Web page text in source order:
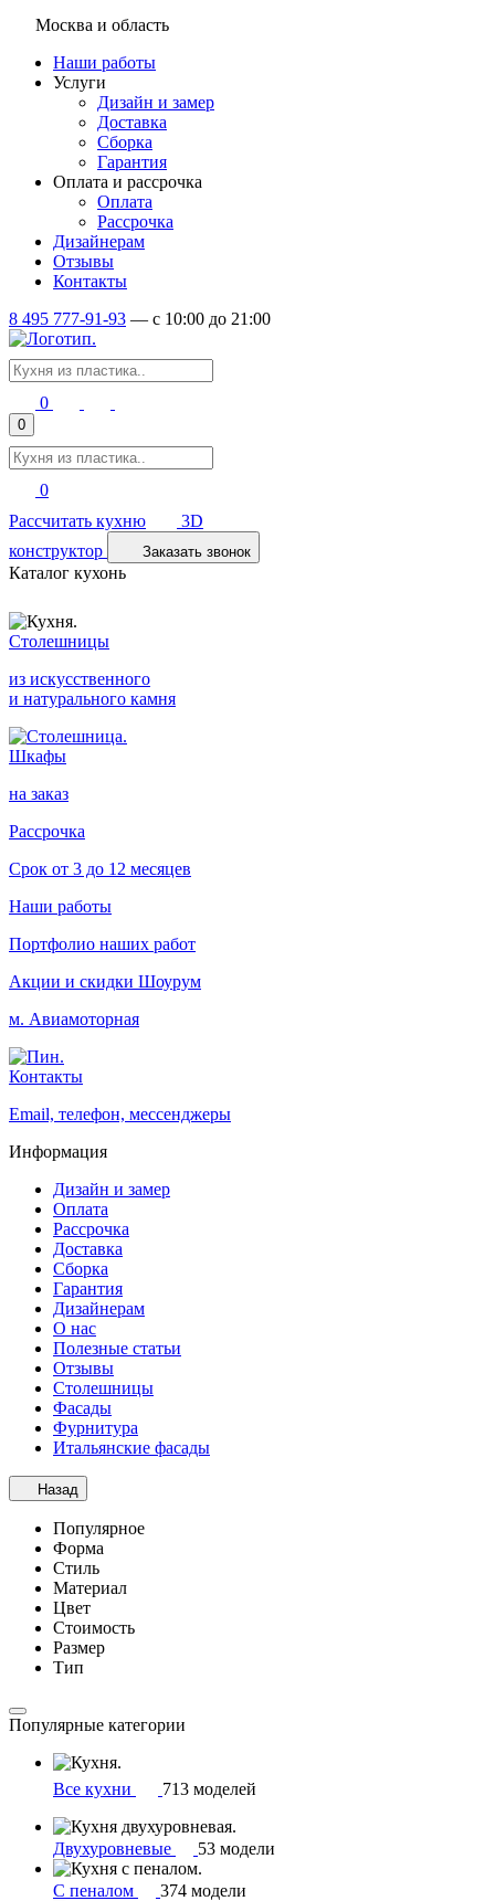
Москва и область
Наши работы
Услуги
Дизайн и замер
Доставка
Сборка
Гарантия
Оплата и рассрочка
Оплата
Рассрочка
Дизайнерам
Отзывы
Контакты
8 495 777-91-93 — c 10:00 до 21:00
0
0
0
Рассчитать кухню
3D
конструктор
Заказать звонок
Каталог кухонь
Столешницы
из искусственного
и натурального камня
Шкафы
на заказ
Рассрочка
Срок от 3 до 12 месяцев
Наши работы
Портфолио наших работ
Акции и скидки Шоурум
м. Авиамоторная
Контакты
Email, телефон, мессенджеры
Информация
Дизайн и замер
Оплата
Рассрочка
Доставка
Сборка
Гарантия
Дизайнерам
О нас
Полезные статьи
Отзывы
Столешницы
Фасады
Фурнитура
Итальянские фасады
Назад
Популярное
Форма
Стиль
Материал
Цвет
Стоимость
Размер
Тип
Популярные категории
Все кухни 713 моделей
Двухуровневые 53 модели
С пеналом 374 модели